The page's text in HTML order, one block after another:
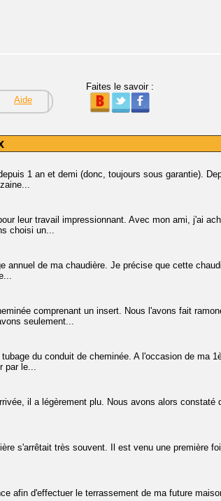
Aide
Faites le savoir :
1 an et demi (donc, toujours sous garantie).
leur travail impressionnant. Avec mon ami, j'ai
choisi un...
annuel de ma chaudière. Je précise que cette
comprenant un insert. Nous l'avons fait
seulement...
du conduit de cheminée. A l'occasion de ma
par le...
il a légèrement plu. Nous avons alors constaté
s'arrêtait très souvent. Il est venu une première
afin d'effectuer le terrassement de ma future